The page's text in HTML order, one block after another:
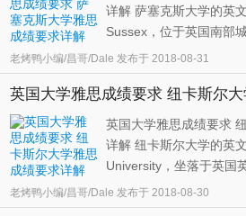
详解 萨塞克斯大学的英
Sussex，位于英国南部
南唐斯国家国家公园（
便利，有发达的铁路、
地也很受欢迎。从学校到
1个小时，到机场要30分
老烤鸭小编/昌哥/Dale 发布于 2018-08-31
英国大学雅思成绩要求 纽卡斯尔
英国大学雅思成绩要求
详解 纽卡斯尔大学的英
University，坐落于英国
中心。该城市于1080年
建，现在仍然残留有当
老烤鸭小编/昌哥/Dale 发布于 2018-08-30